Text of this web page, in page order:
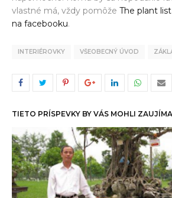
vlastné má, vždy pomôže The plant list
na facebooku.
INTERIÉROVKY VŠEOBECNÝ ÚVOD
TIETO PRÍSPEVKY BY VÁS MOHLI